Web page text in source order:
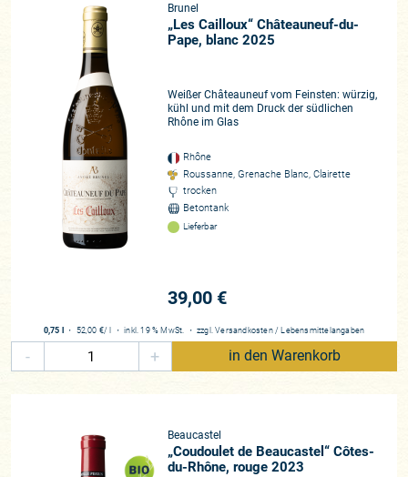
Brunel
„Les Cailloux“ Châteauneuf-du-
Pape, blanc 2025
Weißer Châteauneuf vom Feinsten: würzig,
kühl und mit dem Druck der südlichen
Rhône im Glas
Rhône
Roussanne, Grenache Blanc, Clairette
trocken
Betontank
Lieferbar
39,00 €
0,75 l ・ 52,00 €/ l ・inkl. 19 % MwSt. ・ zzgl.Versandkosten / Lebensmittelangaben
- + in den Warenkorb
Beaucastel
„Coudoulet de Beaucastel“ Côtes-
du-Rhône, rouge 2023